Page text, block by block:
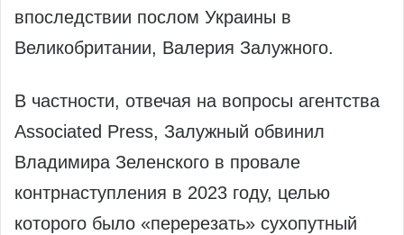
впоследствии послом Украины в
Великобритании, Валерия Залужного.
В частности, отвечая на вопросы агентства
Associated Press, Залужный обвинил
Владимира Зеленского в провале
контрнаступления в 2023 году, целью
которого было «перерезать» сухопутный